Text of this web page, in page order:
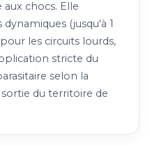
chocs. Elle
(jusqu'à 1
les circuits lourds,
stricte du
selon la
du territoire de